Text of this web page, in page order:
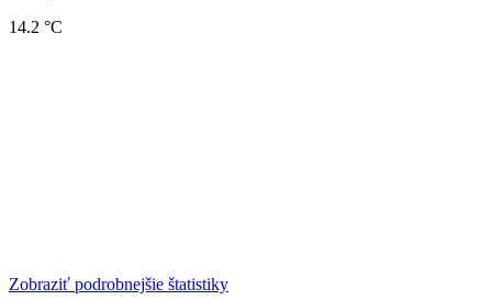
14.2 °C
Zobraziť podrobnejšie štatistiky